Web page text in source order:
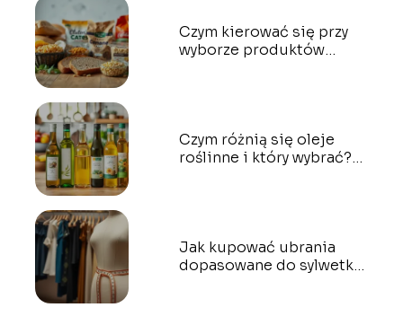
Czym kierować się przy
wyborze produktów
Czym różnią się oleje
roślinne i który wybrać?
Jak kupować ubrania
dopasowane do sylwetki?